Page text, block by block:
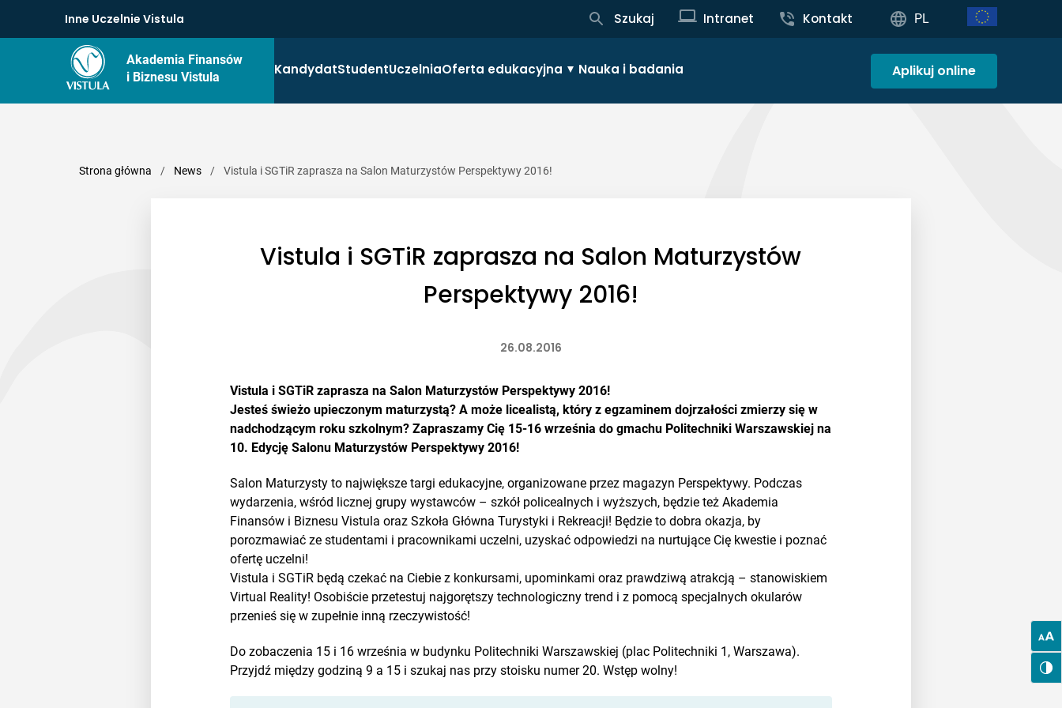
Inne Uczelnie Vistula Szukaj Intranet Kontakt PL
Akademia Finansów
i Biznesu Vistula
KandydatStudentUczelniaOferta edukacyjna Nauka i badania Aplikuj online
Strona główna / News / Vistula i SGTiR zaprasza na Salon Maturzystów Perspektywy 2016!
Vistula i SGTiR zaprasza na Salon Maturzystów
Perspektywy 2016!
26.08.2016
Vistula i SGTiR zaprasza na Salon Maturzystów Perspektywy 2016!
Jesteś świeżo upieczonym maturzystą? A może licealistą, który z egzaminem dojrzałości zmierzy się w
nadchodzącym roku szkolnym? Zapraszamy Cię 15-16 września do gmachu Politechniki Warszawskiej na
10. Edycję Salonu Maturzystów Perspektywy 2016!
Salon Maturzysty to największe targi edukacyjne, organizowane przez magazyn Perspektywy. Podczas
wydarzenia, wśród licznej grupy wystawców – szkół policealnych i wyższych, będzie też Akademia
Finansów i Biznesu Vistula oraz Szkoła Główna Turystyki i Rekreacji! Będzie to dobra okazja, by
porozmawiać ze studentami i pracownikami uczelni, uzyskać odpowiedzi na nurtujące Cię kwestie i poznać
ofertę uczelni!
Vistula i SGTiR będą czekać na Ciebie z konkursami, upominkami oraz prawdziwą atrakcją – stanowiskiem
Virtual Reality! Osobiście przetestuj najgorętszy technologiczny trend i z pomocą specjalnych okularów
przenieś się w zupełnie inną rzeczywistość!
Do zobaczenia 15 i 16 września w budynku Politechniki Warszawskiej (plac Politechniki 1, Warszawa).
Przyjdź między godziną 9 a 15 i szukaj nas przy stoisku numer 20. Wstęp wolny!